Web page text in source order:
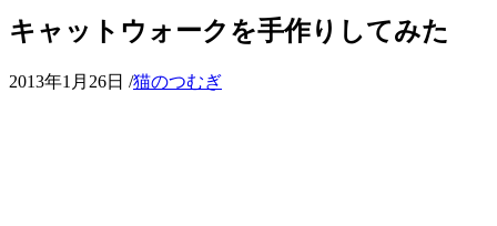
キャットウォークを手作りしてみた
2013年1月26日 /猫のつむぎ